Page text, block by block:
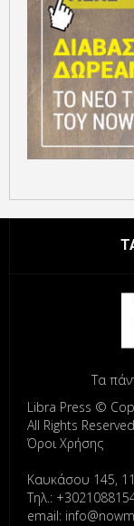
Τα
Libra Press ©
All Rights Reserved
Όροι Χρήσης
Καυκάσου 145,
Τηλ.:
email: